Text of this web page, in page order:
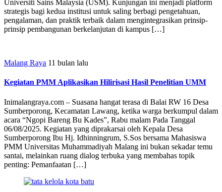
Universiti Sains Malaysia (USM). Kunjungan ini menjadi platform
strategis bagi kedua institusi untuk saling berbagi pengetahuan,
pengalaman, dan praktik terbaik dalam mengintegrasikan prinsip-
prinsip pembangunan berkelanjutan di kampus […]
Malang Raya 11 bulan lalu
Kegiatan PMM Aplikasikan Hilirisasi Hasil Penelitian UMM
Inimalangraya.com – Suasana hangat terasa di Balai RW 16 Desa
Sumberporong, Kecamatan Lawang, ketika warga berkumpul dalam
acara “Ngopi Bareng Bu Kades”, Rabu malam Pada Tanggal
06/08/2025. Kegiatan yang diprakarsai oleh Kepala Desa
Sumberporong Ibu Hj. Idhinningrum, S.Sos bersama Mahasiswa
PMM Universitas Muhammadiyah Malang ini bukan sekadar temu
santai, melainkan ruang dialog terbuka yang membahas topik
penting: Pemanfaatan […]